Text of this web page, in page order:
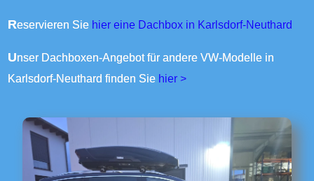
Reservieren Sie hier eine Dachbox in Karlsdorf-Neuthard
Unser Dachboxen-Angebot für andere VW-Modelle in
Karlsdorf-Neuthard finden Sie hier >